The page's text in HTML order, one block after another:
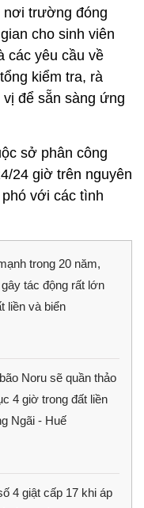
nơi trường đóng
cho sinh viên
các yêu cầu về
kiểm tra, rà
để sẵn sàng ứng
sở phân công
24 giờ trên nguyên
phó với các tình
trong 20 năm,
tác động rất lớn
liền và biển
Noru sẽ quần thảo
4 giờ trong đất liền
Ngãi - Huế
4 giật cấp 17 khi áp